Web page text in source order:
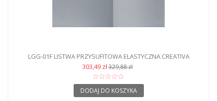
LGG-01F LISTWA PRZYSUFITOWA ELASTYCZNA CREATIVA
303,49 zł329,88 zł
DODAJ DO KOSZYKA